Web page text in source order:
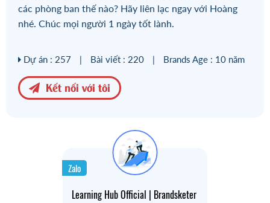
các phòng ban thế nào? Hãy liên lạc ngay với Hoàng
nhé. Chúc mọi người 1 ngày tốt lành.
Dự án : 257 | Bài viết : 220 | Brands Age : 10 năm
Kết nối với tôi
Zalo
Learning Hub Official | Brandsketer